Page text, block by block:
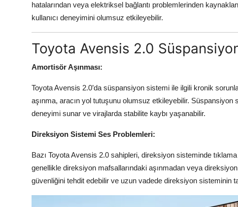
hatalarından veya elektriksel bağlantı problemlerinden
kullanıcı deneyimini olumsuz etkileyebilir.
Toyota Avensis 2.0
Amortisör Aşınması:
Toyota Avensis 2.0’da süspansiyon sistemi ile ilgili kronik
aşınma, aracın yol tutuşunu olumsuz etkileyebilir. Süspansiyon
deneyimi sunar ve virajlarda stabilite kaybı yaşanabilir.
Direksiyon Sistemi Ses Problemleri:
Bazı Toyota Avensis 2.0 sahipleri, direksiyon sisteminde
genellikle direksiyon mafsallarındaki aşınmadan veya
güvenliğini tehdit edebilir ve uzun vadede direksiyon sisteminin